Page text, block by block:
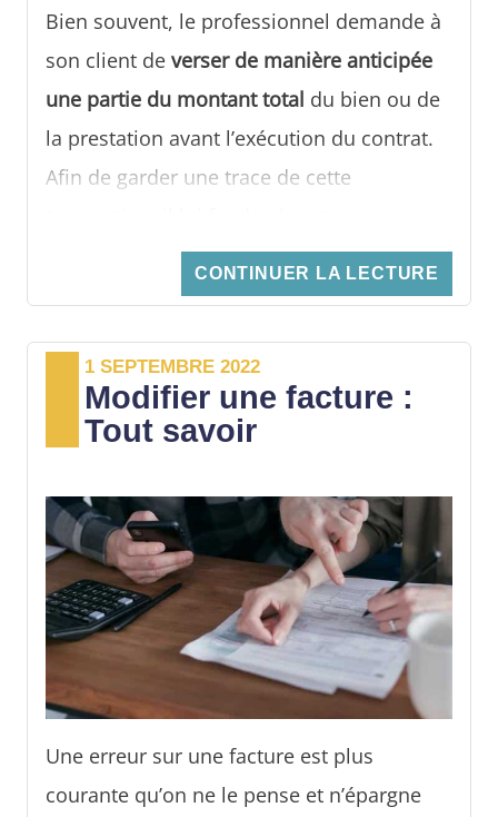
Bien souvent, le professionnel demande à
son client de verser de manière anticipée
une partie du montant total du bien ou de
la prestation avant l’exécution du contrat.
Afin de garder une trace de cette
facture d’acompte, conformément à
l’article 289 du Code général des impôts.
respecter pour établir une facture
d’acompte.
CONTINUER LA LECTURE
1 SEPTEMBRE 2022
Modifier une facture :
Tout savoir
Une erreur sur une facture est plus
courante qu’on ne le pense et n’épargne